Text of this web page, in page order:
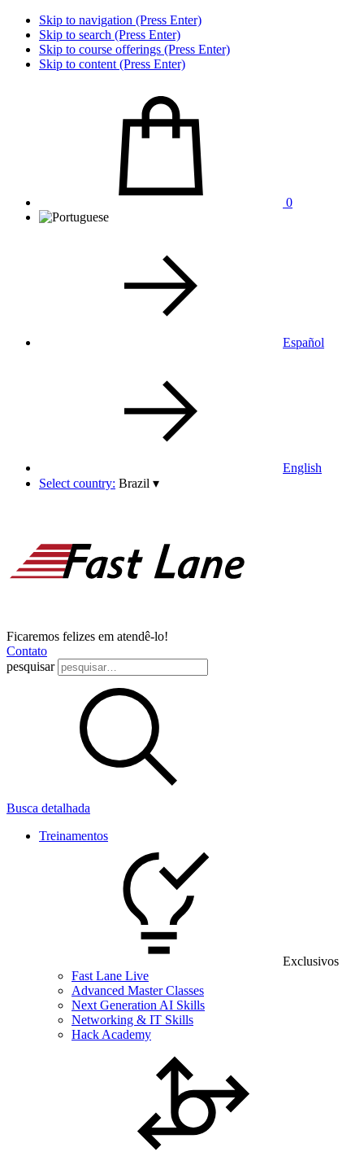
Skip to navigation (Press Enter)
Skip to search (Press Enter)
Skip to course offerings (Press Enter)
Skip to content (Press Enter)
0
Español
English
Select country: Brazil ▾
Ficaremos felizes em atendê-lo!
Contato
pesquisar
Busca detalhada
Treinamentos
Exclusivos
Fast Lane Live
Advanced Master Classes
Next Generation AI Skills
Networking & IT Skills
Hack Academy